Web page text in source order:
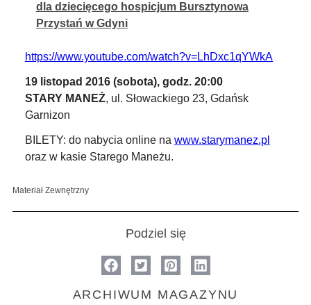
dla dziecięcego hospicjum Bursztynowa
Przystań w Gdyni
https://www.youtube.com/watch?v=LhDxc1qYWkA
19 listopad 2016 (sobota), godz. 20:00
STARY MANEŻ, ul. Słowackiego 23, Gdańsk
Garnizon
BILETY: do nabycia online na www.starymanez.pl
oraz w kasie Starego Maneżu.
Materiał Zewnętrzny
Podziel się
ARCHIWUM MAGAZYNU